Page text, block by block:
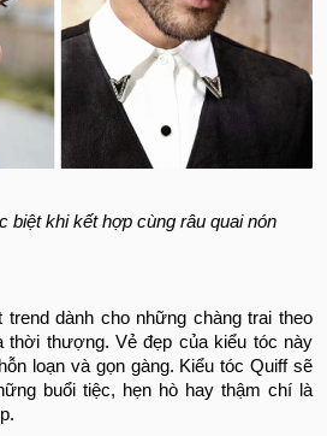
biệt khi kết hợp cùng râu quai nón
dành cho những chàng trai theo
thời thượng. Vẻ đẹp của kiểu tóc này
loạn và gọn gàng. Kiểu tóc Quiff sẽ
buổi tiệc, hẹn hò hay thậm chí là